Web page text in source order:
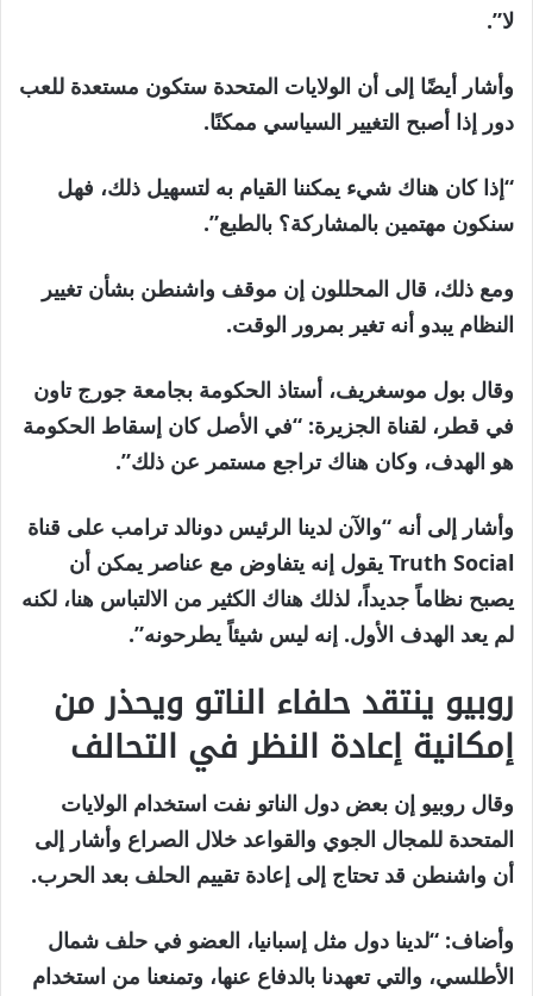
لا”.
وأشار أيضًا إلى أن الولايات المتحدة ستكون مستعدة للعب
دور إذا أصبح التغيير السياسي ممكنًا.
“إذا كان هناك شيء يمكننا القيام به لتسهيل ذلك، فهل
سنكون مهتمين بالمشاركة؟ بالطبع”.
ومع ذلك، قال المحللون إن موقف واشنطن بشأن تغيير
النظام يبدو أنه تغير بمرور الوقت.
وقال بول موسغريف، أستاذ الحكومة بجامعة جورج تاون
في قطر، لقناة الجزيرة: “في الأصل كان إسقاط الحكومة
هو الهدف، وكان هناك تراجع مستمر عن ذلك”.
وأشار إلى أنه “والآن لدينا الرئيس دونالد ترامب على قناة
Truth Social يقول إنه يتفاوض مع عناصر يمكن أن
يصبح نظاماً جديداً، لذلك هناك الكثير من الالتباس هنا، لكنه
لم يعد الهدف الأول. إنه ليس شيئاً يطرحونه”.
روبيو ينتقد حلفاء الناتو ويحذر من
إمكانية إعادة النظر في التحالف
وقال روبيو إن بعض دول الناتو نفت استخدام الولايات
المتحدة للمجال الجوي والقواعد خلال الصراع وأشار إلى
أن واشنطن قد تحتاج إلى إعادة تقييم الحلف بعد الحرب.
وأضاف: “لدينا دول مثل إسبانيا، العضو في حلف شمال
الأطلسي، والتي تعهدنا بالدفاع عنها، وتمنعنا من استخدام